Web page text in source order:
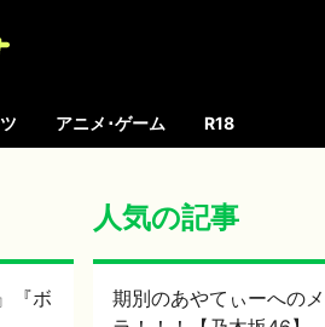
アニメ･ゲーム R18
『ボ
人気の記事
期別のあやてぃーへの